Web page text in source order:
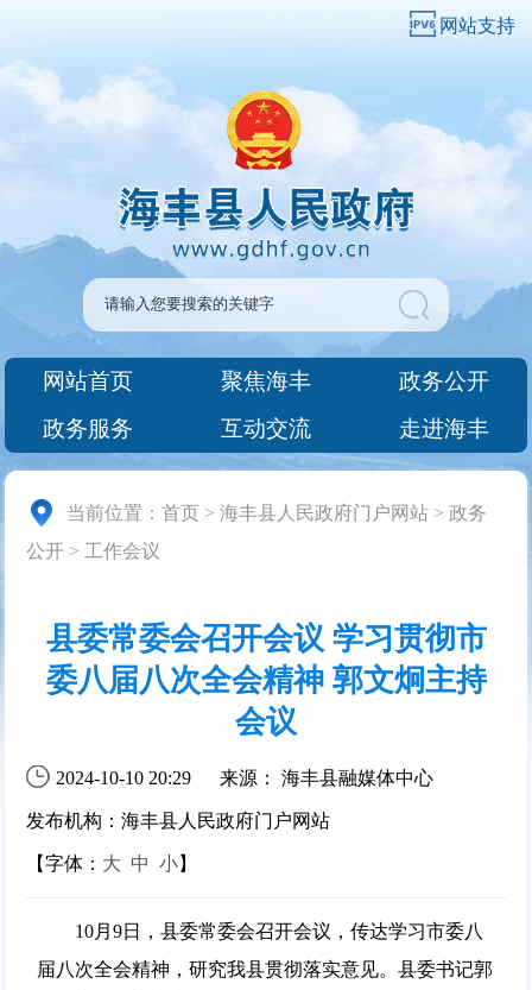
网站支持
网站首页 聚焦海丰
政务公开
政务服务
互动交流 走进海丰
当前位置：首页 >海丰县人民政府门户网站 >政务
公开 > 工作会议
县委常委会召开会议 学习贯彻市
委八届八次全会精神 郭文炯主持
会议
2024-10-10 20:29 来源： 海丰县融媒体中心
发布机构：海丰县人民政府门户网站
【字体： 大 中 小】
10月9日，县委常委会召开会议，传达学习市委八
届八次全会精神，研究我县贯彻落实意见。县委书记郭